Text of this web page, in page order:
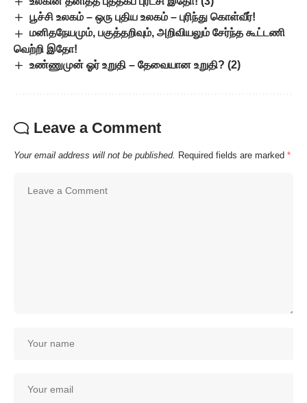
பூச்சி உலகம் – ஒரு புதிய உலகம் – புரிந்து கொள்வீர்!
மனிதநேயமும், பகுத்தறிவும், அறிவியலும் சேர்ந்த கூட்டணி
வெற்றி இதோ!
உண்ணுமுன் ஓர் உறுதி – தேவையான உறுதி? (2)
Leave a Comment
Your email address will not be published. Required fields are marked *